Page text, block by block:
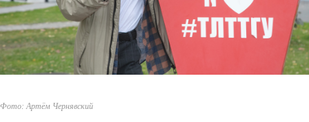
Фото: Артём Чернявский